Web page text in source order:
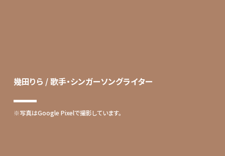
幾田りら / 歌手・シンガーソングライター
※写真はGoogle Pixelで撮影しています。